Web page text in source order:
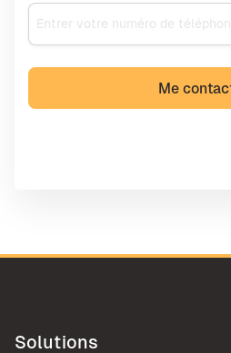
Solutions